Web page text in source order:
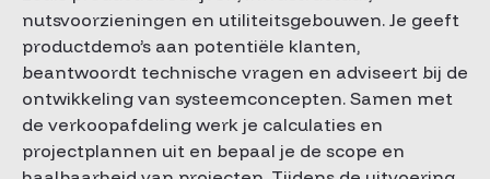
nutsvoorzieningen en utiliteitsgebouwen. Je geeft
productdemo’s aan potentiële klanten,
beantwoordt technische vragen en adviseert bij de
ontwikkeling van systeemconcepten. Samen met
de verkoopafdeling werk je calculaties en
projectplannen uit en bepaal je de scope en